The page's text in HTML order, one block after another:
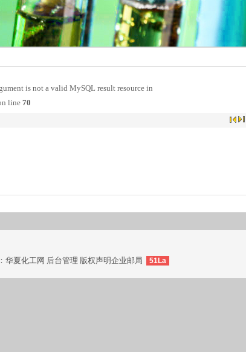
is not a valid MySQL result resource in
line 70
华夏化工网 后台管理 版权声明企业邮局 51La